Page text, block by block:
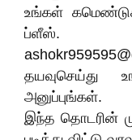
உங்கள்
ப்ளீஸ்.
தயவுசெய்து
அனுப்புங்கள்.
இந்த தொடரின்